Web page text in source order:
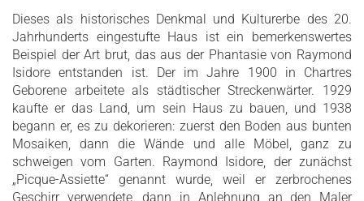
Dieses als historisches Denkmal und Kulturerbe des 20.
Jahrhunderts eingestufte Haus ist ein bemerkenswertes
Beispiel der Art brut, das aus der Phantasie von Raymond
Isidore entstanden ist. Der im Jahre 1900 in Chartres
Geborene arbeitete als städtischer Streckenwärter. 1929
kaufte er das Land, um sein Haus zu bauen, und 1938
begann er, es zu dekorieren: zuerst den Boden aus bunten
Mosaiken, dann die Wände und alle Möbel, ganz zu
schweigen vom Garten. Raymond Isidore, der zunächst
„Picque-Assiette“ genannt wurde, weil er zerbrochenes
Geschirr verwendete, dann in Anlehnung an den Maler